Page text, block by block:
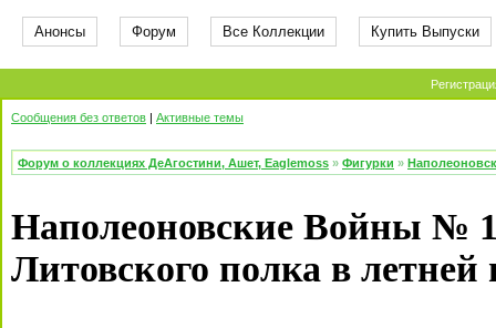
Анонсы Форум Все Коллекции Купить Выпуски
Сообщения без ответов | Активные темы
Форум о коллекциях ДеАгостини, Ашет, Eaglemoss » Фигурки »
Наполеоновские Войны №
Литовского полка в летней